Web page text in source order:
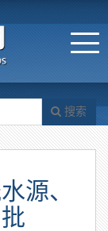
搜索
源、